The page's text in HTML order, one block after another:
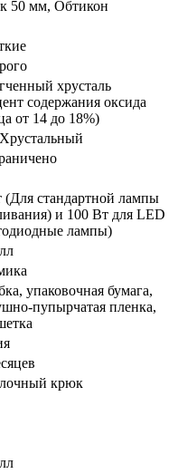
50 мм, Обтикон
хрусталь
содержания оксида
от 14 до 18%)
(Для стандартной лампы
и 100 Вт для LED
лампы)
упаковочная бумага,
пупырчатая пленка,
крюк